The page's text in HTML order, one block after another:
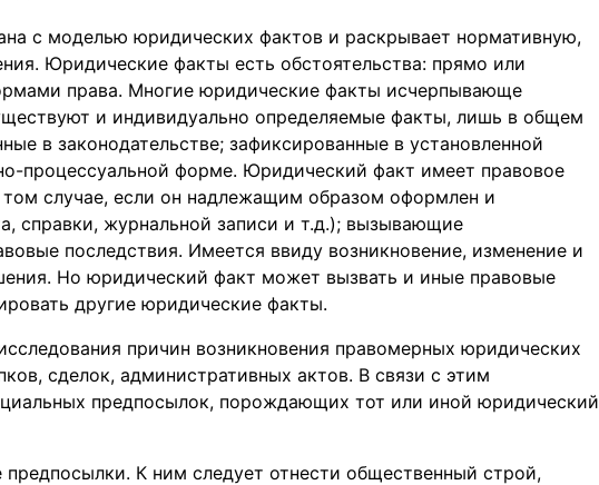
с моделью юридических фактов и раскрывает нормативную,
Юридические факты есть обстоятельства: прямо или
права. Многие юридические факты исчерпывающе
и индивидуально определяемые факты, лишь в общем
в законодательстве; зафиксированные в установленной
процессуальной форме. Юридический факт имеет правовое
том случае, если он надлежащим образом оформлен и
справки, журнальной записи и т.д.); вызывающие
последствия. Имеется ввиду возникновение, изменение и
Но юридический факт может вызвать и иные правовые
другие юридические факты.
причин возникновения правомерных юридических
сделок, административных актов. В связи с этим
предпосылок, порождающих тот или иной юридический
К ним следует отнести общественный строй,